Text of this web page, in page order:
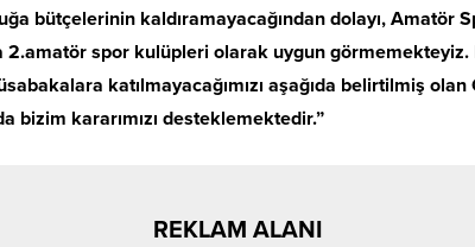
bütçelerinin kaldıramayacağından dolayı, Amatör
2.amatör spor kulüpleri olarak uygun
katılmayacağımızı aşağıda belirtilmiş
bizim kararımızı desteklemektedir.”
REKLAM ALANI